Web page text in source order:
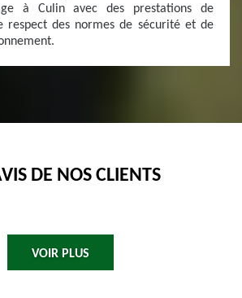
à Culin avec des prestations de
respect des normes de sécurité et de
DE NOS CLIENTS
VOIR PLUS